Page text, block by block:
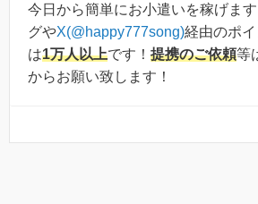
今日から簡単にお小遣いを稼げま
グやX(@happy777song)経由のポ
は1万人以上です！ 提携のご依頼等
からお願い致します！